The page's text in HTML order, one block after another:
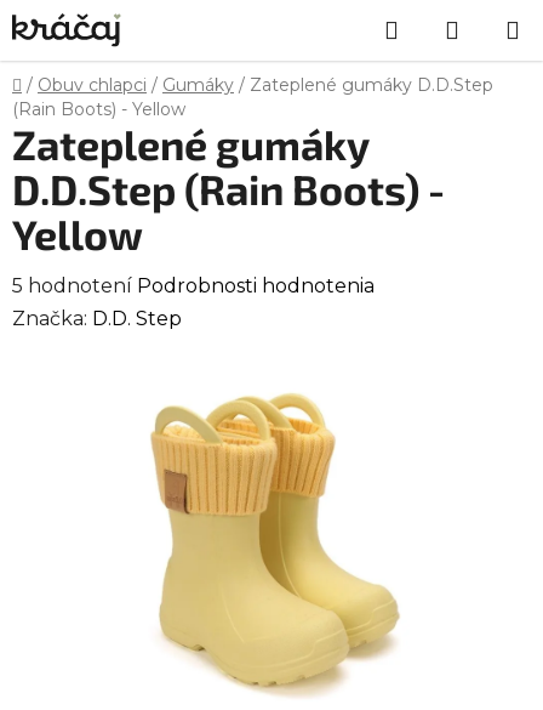
Prejsť
na
obsah
Hľadať
KOŠÍK
Domov
/ Obuv chlapci / Gumáky / Zateplené gumáky D.D.Step
(Rain Boots) - Yellow
Zateplené gumáky
D.D.Step (Rain Boots) -
Yellow
Priemerné
hodnotenie
5 hodnotení Podrobnosti hodnotenia
Značka: D.D. Step